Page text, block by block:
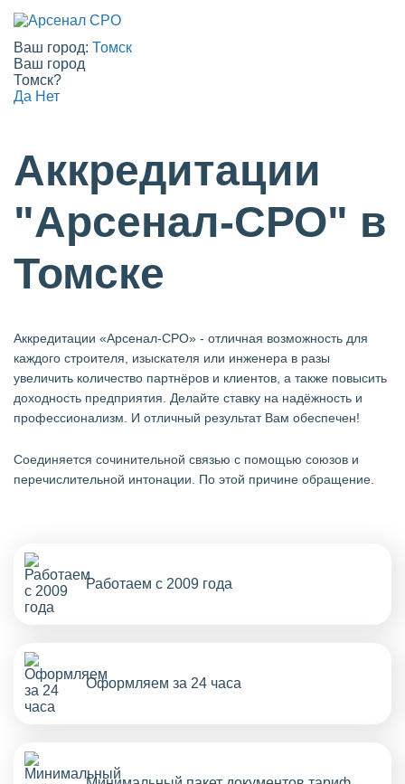
Ваш город: Томск
Ваш город
Томск?
Да Нет
Аккредитации
"Арсенал-СРО" в
Томске
Аккредитации «Арсенал-СРО» - отличная возможность для
каждого строителя, изыскателя или инженера в разы
увеличить количество партнёров и клиентов, а также повысить
доходность предприятия. Делайте ставку на надёжность и
профессионализм. И отличный результат Вам обеспечен!
Cоединяется сочинительной связью с помощью союзов и
перечислительной интонации. По этой причине обращение.
Работаем с 2009 года
Оформляем за 24 часа